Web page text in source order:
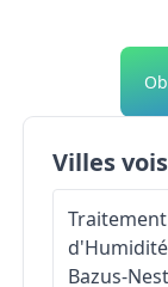
Villes
Traitement
Bazus-